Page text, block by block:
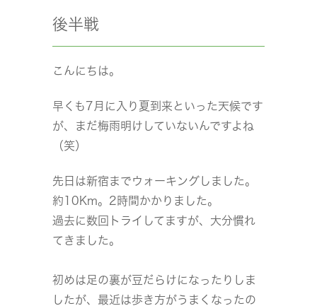
後半戦
こんにちは。
早くも7月に入り夏到来といった天候です
が、まだ梅雨明けしていないんですよね
（笑）
先日は新宿までウォーキングしました。
約10Km。2時間かかりました。
過去に数回トライしてますが、大分慣れ
てきました。
初めは足の裏が豆だらけになったりしま
したが、最近は歩き方がうまくなったの